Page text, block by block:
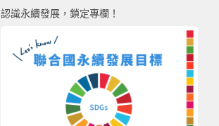
認識永續發展，鎖定專欄！